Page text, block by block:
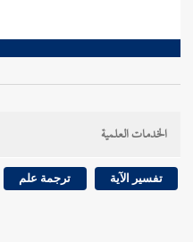
الخدمات العلمية
تفسير الآية ترجمة علم